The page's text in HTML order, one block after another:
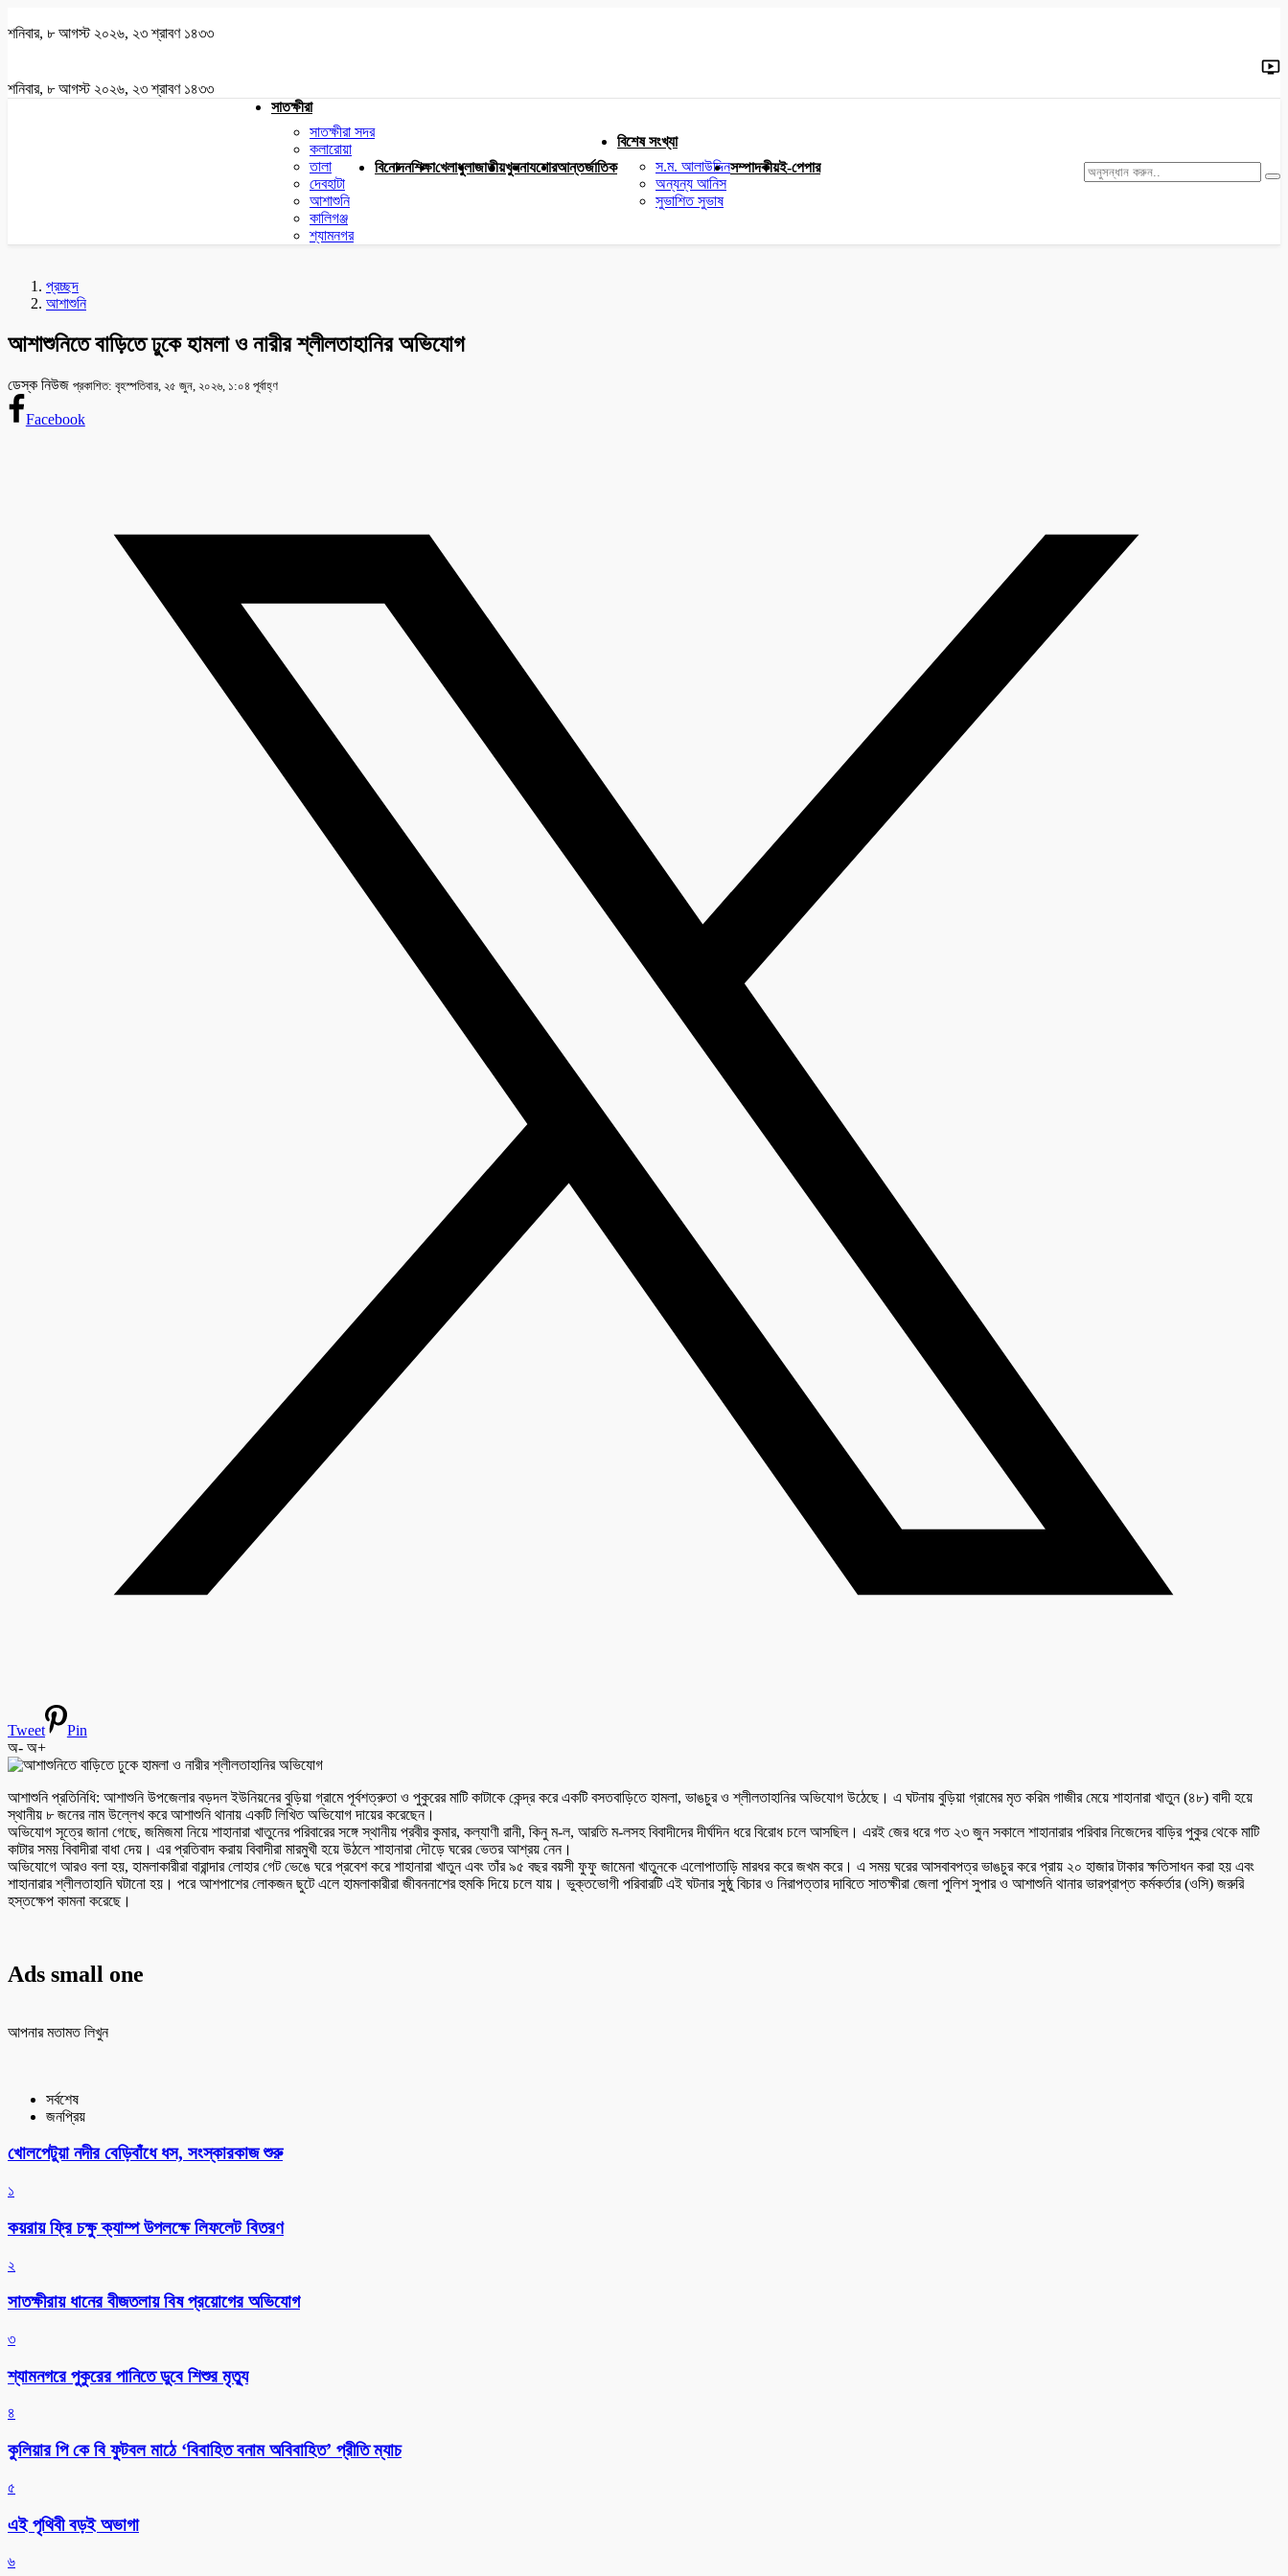
শনিবার, ৮ আগস্ট ২০২৬, ২৩ শ্রাবণ ১৪৩৩
শনিবার, ৮ আগস্ট ২০২৬, ২৩ শ্রাবণ ১৪৩৩
সাতক্ষীরা
সাতক্ষীরা সদর
কলারোয়া
তালা
দেবহাটা
আশাশুনি
কালিগঞ্জ
শ্যামনগর
বিনোদনশিক্ষাখেলাধুলাজাতীয়খুলনাযশোরআন্তর্জাতিক
বিশেষ সংখ্যা
স.ম. আলাউদ্দিন
অন্যন্য আনিস
সুভাশিত সুভাষ
সম্পাদকীয়ই-পেপার
প্রচ্ছদ
আশাশুনি
আশাশুনিতে বাড়িতে ঢুকে হামলা ও নারীর শ্লীলতাহানির অভিযোগ
ডেস্ক নিউজ প্রকাশিত: বৃহস্পতিবার, ২৫ জুন, ২০২৬, ১:০৪ পূর্বাহ্ণ
Facebook
Tweet
Pin
অ- অ+
আশাশুনি প্রতিনিধি: আশাশুনি উপজেলার বড়দল ইউনিয়নের বুড়িয়া গ্রামে পূর্বশত্রুতা ও পুকুরের মাটি কাটাকে কেন্দ্র করে একটি বসতবাড়িতে হামলা, ভাঙচুর ও শ্লীলতাহানির অভিযোগ উঠেছে। এ ঘটনায় বুড়িয়া গ্রামের মৃত করিম গাজীর মেয়ে শাহানারা খাতুন (৪৮) বাদী হয়ে
স্থানীয় ৮ জনের নাম উল্লেখ করে আশাশুনি থানায় একটি লিখিত অভিযোগ দায়ের করেছেন।
অভিযোগ সূত্রে জানা গেছে, জমিজমা নিয়ে শাহানারা খাতুনের পরিবারের সঙ্গে স্থানীয় প্রবীর কুমার, কল্যাণী রানী, কিনু ম-ল, আরতি ম-লসহ বিবাদীদের দীর্ঘদিন ধরে বিরোধ চলে আসছিল। এরই জের ধরে গত ২৩ জুন সকালে শাহানারার পরিবার নিজেদের বাড়ির পুকুর থেকে মাটি
কাটার সময় বিবাদীরা বাধা দেয়। এর প্রতিবাদ করায় বিবাদীরা মারমুখী হয়ে উঠলে শাহানারা দৌড়ে ঘরের ভেতর আশ্রয় নেন।
অভিযোগে আরও বলা হয়, হামলাকারীরা বারান্দার লোহার গেট ভেঙে ঘরে প্রবেশ করে শাহানারা খাতুন এবং তাঁর ৯৫ বছর বয়সী ফুফু জামেনা খাতুনকে এলোপাতাড়ি মারধর করে জখম করে। এ সময় ঘরের আসবাবপত্র ভাঙচুর করে প্রায় ২০ হাজার টাকার ক্ষতিসাধন করা হয় এবং
শাহানারার শ্লীলতাহানি ঘটানো হয়। পরে আশপাশের লোকজন ছুটে এলে হামলাকারীরা জীবননাশের হুমকি দিয়ে চলে যায়। ভুক্তভোগী পরিবারটি এই ঘটনার সুষ্ঠু বিচার ও নিরাপত্তার দাবিতে সাতক্ষীরা জেলা পুলিশ সুপার ও আশাশুনি থানার ভারপ্রাপ্ত কর্মকর্তার (ওসি) জরুরি
হস্তক্ষেপ কামনা করেছে।
Ads small one
আপনার মতামত লিখুন
সর্বশেষ
জনপ্রিয়
খোলপেটুয়া নদীর বেড়িবাঁধে ধস, সংস্কারকাজ শুরু
১
কয়রায় ফ্রি চক্ষু ক্যাম্প উপলক্ষে লিফলেট বিতরণ
২
সাতক্ষীরায় ধানের বীজতলায় বিষ প্রয়োগের অভিযোগ
৩
শ্যামনগরে পুকুরের পানিতে ডুবে শিশুর মৃত্যু
৪
কুলিয়ার পি কে বি ফুটবল মাঠে ‘বিবাহিত বনাম অবিবাহিত’ প্রীতি ম্যাচ
৫
এই পৃথিবী বড়ই অভাগা
৬